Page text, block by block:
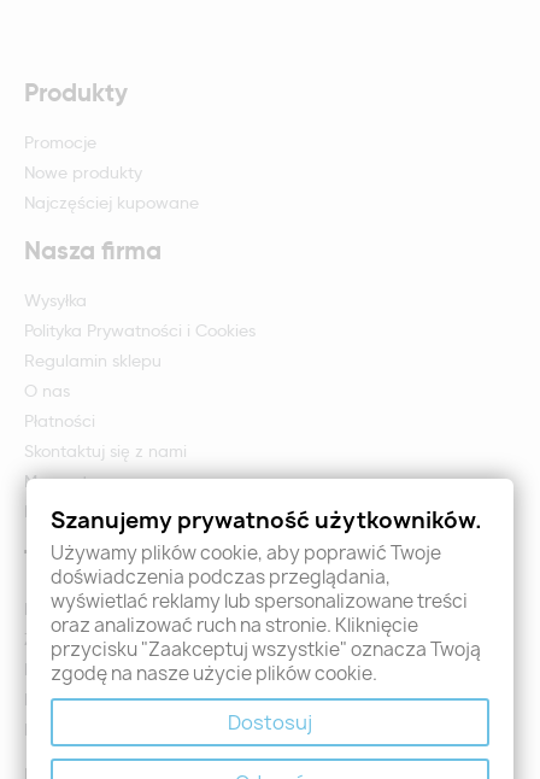
Produkty
Promocje
Nowe produkty
Najczęściej kupowane
Nasza firma
Wysyłka
Polityka Prywatności i Cookies
Regulamin sklepu
O nas
Płatności
Skontaktuj się z nami
Mapa strony
Formularz zwrotu i reklamacji
Twoje konto
Logowanie
Załóż konto - Rejestracja
Moje zamówienia
Promocje
Nowości
Szanujemy prywatność użytkowników.
Używamy plików cookie, aby poprawić Twoje
doświadczenia podczas przeglądania,
wyświetlać reklamy lub spersonalizowane treści
oraz analizować ruch na stronie. Kliknięcie
przycisku "Zaakceptuj wszystkie" oznacza Twoją
zgodę na nasze użycie plików cookie.
Dostosuj